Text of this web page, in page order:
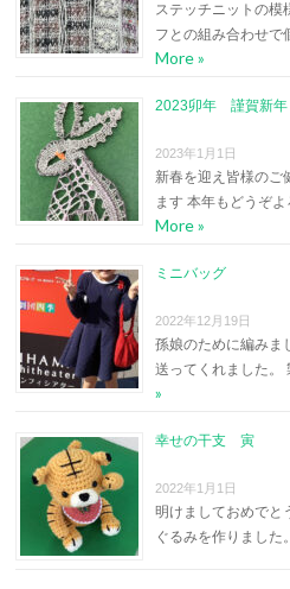
ステッチニットの模
フとの組み合わせ
More »
2023卯年 謹賀新年
2023年1月1日
新春を迎え皆様のご
ます 本年もどうぞ
More »
ミニバッグ
2022年12月19日
孫娘のために編みま
送ってくれました
»
幸せの干支 寅
2022年1月1日
明けましておめでと
ぐるみを作りまし